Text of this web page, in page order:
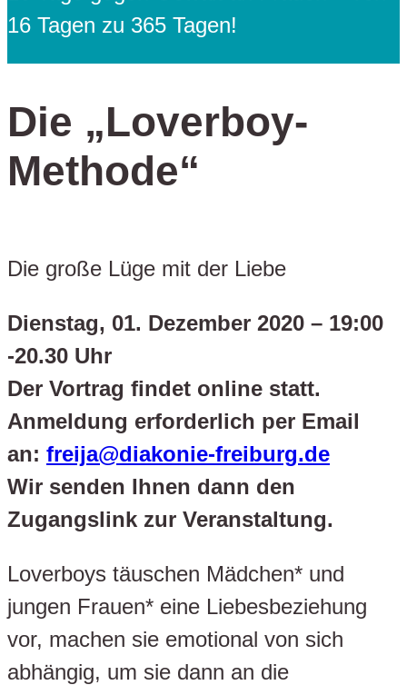
16 Tagen zu 365 Tagen!
Die „Loverboy-
Methode“
Die große Lüge mit der Liebe
Dienstag, 01. Dezember 2020 – 19:00
-20.30 Uhr
Der Vortrag findet online statt.
Anmeldung erforderlich per Email
an: freija@diakonie-freiburg.de
Wir senden Ihnen dann den
Zugangslink zur Veranstaltung.
Loverboys täuschen Mädchen* und
jungen Frauen* eine Liebesbeziehung
vor, machen sie emotional von sich
abhängig, um sie dann an die